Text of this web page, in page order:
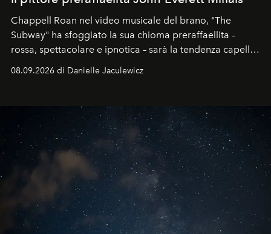
Chappell Roan nel video musicale del brano, "The
Subway" ha sfoggiato la sua chioma preraffaellita –
rossa, spettacolare e ipnotica – sarà la tendenza capelli
dell'autunno?
08.09.2026 di Danielle Jaculewicz